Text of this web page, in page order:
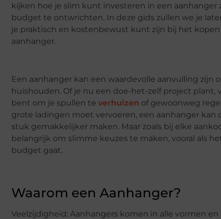
kijken hoe je slim kunt investeren in een aanhanger
budget te ontwrichten. In deze gids zullen we je
je praktisch en kostenbewust kunt zijn bij het
aanhanger.
Een aanhanger kan een waardevolle aanvulling zijn
huishouden. Of je nu een doe-het-zelf project plant,
bent om je spullen teverhuizen of gewoonweg
grote ladingen moet vervoeren, een aanhanger kan
stuk gemakkelijker maken. Maar zoals bij elke
belangrijk om slimme keuzes te maken, vooral als
budget gaat.
Waarom een Aanhanger?
Veelzijdigheid: Aanhangers komen in alle vormen